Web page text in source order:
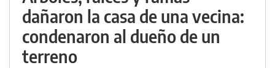
dañaron la casa de una vecina:
condenaron al dueño de un
terreno